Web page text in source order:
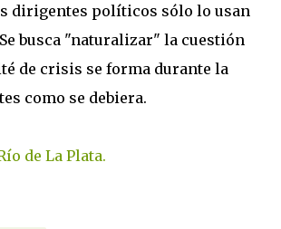
dirigentes políticos sólo lo usan
busca "naturalizar" la cuestión
de crisis se forma durante la
como se debiera.
de La Plata.